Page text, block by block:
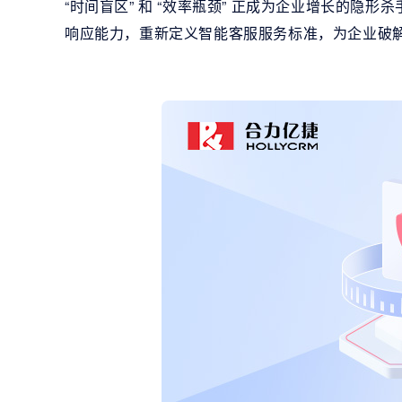
“时间盲区” 和 “效率瓶颈” 正成为企业增长的隐形
响应能力，重新定义智能客服服务标准，为企业破